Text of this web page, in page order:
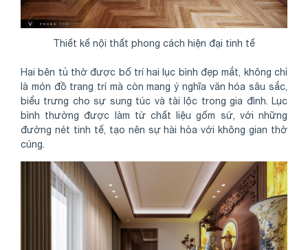
Thiết kế nội thất phong cách hiện đại tinh tế
Hai bên tủ thờ được bố trí hai lục bình đẹp mắt, không chỉ
là món đồ trang trí mà còn mang ý nghĩa văn hóa sâu sắc,
biểu trưng cho sự sung túc và tài lộc trong gia đình. Lục
bình thường được làm từ chất liệu gốm sứ, với những
đường nét tinh tế, tạo nên sự hài hòa với không gian thờ
cúng.